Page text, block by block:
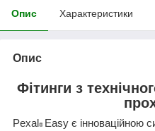
Опис Характеристики
Опис
Фітинги з
Pexal ® Easy є інноваційною